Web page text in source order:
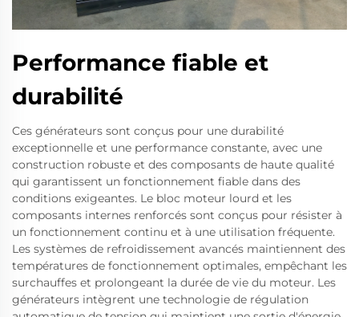
Performance fiable et
durabilité
Ces générateurs sont conçus pour une durabilité
exceptionnelle et une performance constante, avec une
construction robuste et des composants de haute qualité
qui garantissent un fonctionnement fiable dans des
conditions exigeantes. Le bloc moteur lourd et les
composants internes renforcés sont conçus pour résister à
un fonctionnement continu et à une utilisation fréquente.
Les systèmes de refroidissement avancés maintiennent des
températures de fonctionnement optimales, empêchant les
surchauffes et prolongeant la durée de vie du moteur. Les
générateurs intègrent une technologie de régulation